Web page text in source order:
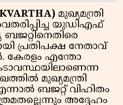
മുഖ്യമന്ത്രി
യുഡിഎഫ്
പ്രതിപക്ഷ നേതാവ്
കേരളം എന്തോ
മുഖ്യമന്ത്രി
ബജറ്റ് വിഹിതം
അദ്ദേഹം